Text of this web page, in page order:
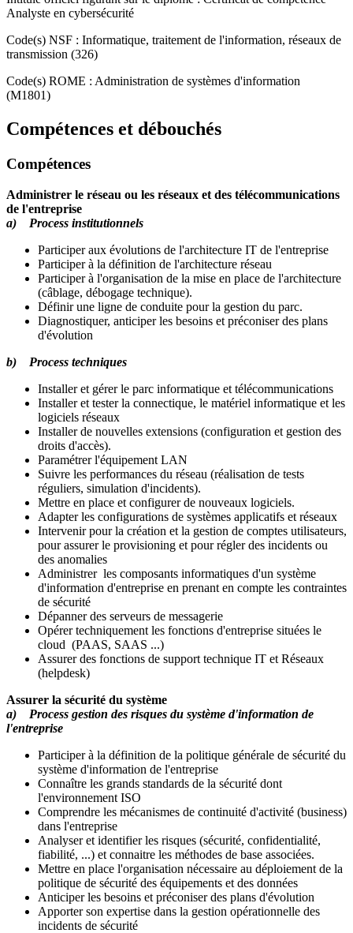
Analyste en cybersécurité
Code(s) NSF : Informatique, traitement de l'information, réseaux de
transmission (326)
Code(s) ROME : Administration de systèmes d'information
(M1801)
Compétences et débouchés
Compétences
Administrer le réseau ou les réseaux et des télécommunications
de l'entreprise
a) Process institutionnels
Participer aux évolutions de l'architecture IT de l'entreprise
Participer à la définition de l'architecture réseau
Participer à l'organisation de la mise en place de l'architecture
(câblage, débogage technique).
Définir une ligne de conduite pour la gestion du parc.
Diagnostiquer, anticiper les besoins et préconiser des plans
d'évolution
b) Process techniques
Installer et gérer le parc informatique et télécommunications
Installer et tester la connectique, le matériel informatique et les
logiciels réseaux
Installer de nouvelles extensions (configuration et gestion des
droits d'accès).
Paramétrer l'équipement LAN
Suivre les performances du réseau (réalisation de tests
réguliers, simulation d'incidents).
Mettre en place et configurer de nouveaux logiciels.
Adapter les configurations de systèmes applicatifs et réseaux
Intervenir pour la création et la gestion de comptes utilisateurs,
pour assurer le provisioning et pour régler des incidents ou
des anomalies
Administrer les composants informatiques d'un système
d'information d'entreprise en prenant en compte les contraintes
de sécurité
Dépanner des serveurs de messagerie
Opérer techniquement les fonctions d'entreprise situées le
cloud (PAAS, SAAS ...)
Assurer des fonctions de support technique IT et Réseaux
(helpdesk)
Assurer la sécurité du système
a) Process gestion des risques du système d'information de
l'entreprise
Participer à la définition de la politique générale de sécurité du
système d'information de l'entreprise
Connaître les grands standards de la sécurité dont
l'environnement ISO
Comprendre les mécanismes de continuité d'activité (business)
dans l'entreprise
Analyser et identifier les risques (sécurité, confidentialité,
fiabilité, ...) et connaitre les méthodes de base associées.
Mettre en place l'organisation nécessaire au déploiement de la
politique de sécurité des équipements et des données
Anticiper les besoins et préconiser des plans d'évolution
Apporter son expertise dans la gestion opérationnelle des
incidents de sécurité